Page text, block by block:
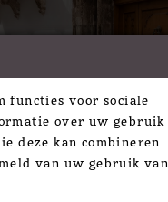
functies voor sociale
over uw gebruik
deze kan combineren
van uw gebruik van